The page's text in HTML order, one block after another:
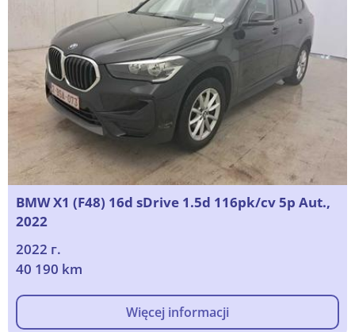
BMW X1 (F48) 16d sDrive 1.5d 116pk/cv 5p Aut.,
2022
2022 г.
40 190 km
Więcej informacji